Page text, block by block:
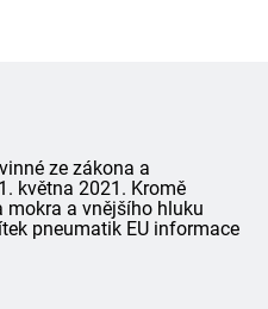
ze zákona a
května 2021. Kromě
a vnějšího hluku
pneumatik EU informace